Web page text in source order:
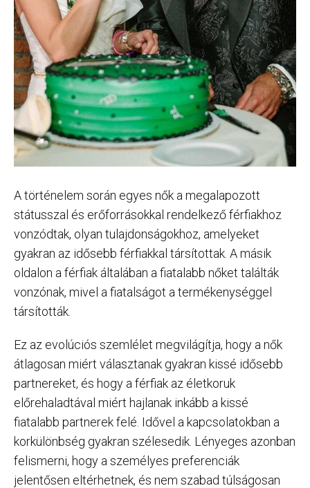
A történelem során egyes nők a megalapozott
státusszal és erőforrásokkal rendelkező férfiakhoz
vonzódtak, olyan tulajdonságokhoz, amelyeket
gyakran az idősebb férfiakkal társítottak. A másik
oldalon a férfiak általában a fiatalabb nőket találták
vonzónak, mivel a fiatalságot a termékenységgel
társították.
Ez az evolúciós szemlélet megvilágítja, hogy a nők
átlagosan miért választanak gyakran kissé idősebb
partnereket, és hogy a férfiak az életkoruk
előrehaladtával miért hajlanak inkább a kissé
fiatalabb partnerek felé. Idővel a kapcsolatokban a
korkülönbség gyakran szélesedik. Lényeges azonban
felismerni, hogy a személyes preferenciák
jelentősen eltérhetnek, és nem szabad túlságosan